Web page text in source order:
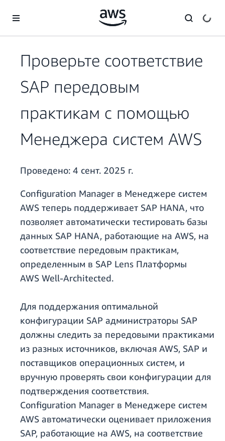
Перейти к главному контенту
Проверьте соответствие
SAP передовым
практикам с помощью
Менеджера систем AWS
Проведено: 4 сент. 2025 г.
Configuration Manager в Менеджере систем
AWS теперь поддерживает SAP HANA, что
позволяет автоматически тестировать базы
данных SAP HANA, работающие на AWS, на
соответствие передовым практикам,
определенным в SAP Lens Платформы
AWS Well‑Architected.
Для поддержания оптимальной
конфигурации SAP администраторы SAP
должны следить за передовыми практиками
из разных источников, включая AWS, SAP и
поставщиков операционных систем, и
вручную проверять свои конфигурации для
подтверждения соответствия.
Configuration Manager в Менеджере систем
AWS автоматически оценивает приложения
SAP, работающие на AWS, на соответствие